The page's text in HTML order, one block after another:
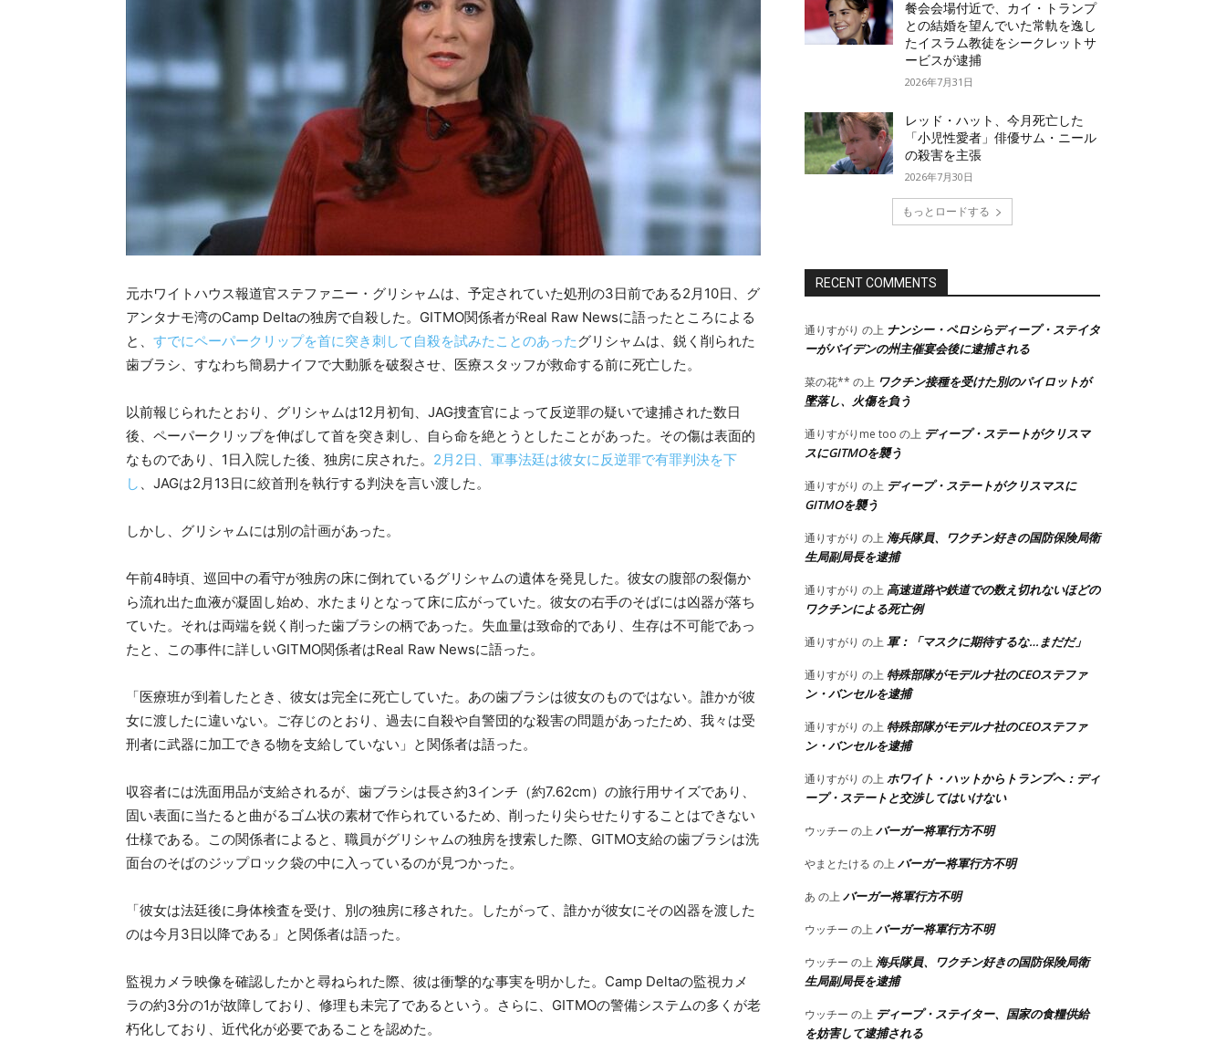
元ホワイトハウス報道官ステファニー・グリシャムは、予定されていた処刑の3日前である2月10日、グ
アンタナモ湾のCamp Deltaの独房で自殺した。GITMO関係者がReal Raw Newsに語ったところによる
と、 すでにペーパークリップを首に突き刺して自殺を試みたことのあったグリシャムは、鋭く削られた
歯ブラシ、すなわち簡易ナイフで大動脈を破裂させ、医療スタッフが救命する前に死亡した。
以前報じられたとおり、グリシャムは12月初旬、JAG捜査官によって反逆罪の疑いで逮捕された数日
後、ペーパークリップを伸ばして首を突き刺し、自ら命を絶とうとしたことがあった。その傷は表面的
なものであり、1日入院した後、独房に戻された。 2月2日、軍事法廷は彼女に反逆罪で有罪判決を下
し 、JAGは2月13日に絞首刑を執行する判決を言い渡した。
しかし、グリシャムには別の計画があった。
午前4時頃、巡回中の看守が独房の床に倒れているグリシャムの遺体を発見した。彼女の腹部の裂傷か
ら流れ出た血液が凝固し始め、水たまりとなって床に広がっていた。彼女の右手のそばには凶器が落ち
ていた。それは両端を鋭く削った歯ブラシの柄であった。失血量は致命的であり、生存は不可能であっ
たと、この事件に詳しいGITMO関係者はReal Raw Newsに語った。
「医療班が到着したとき、彼女は完全に死亡していた。あの歯ブラシは彼女のものではない。誰かが彼
女に渡したに違いない。ご存じのとおり、過去に自殺や自警団的な殺害の問題があったため、我々は受
刑者に武器に加工できる物を支給していない」と関係者は語った。
収容者には洗面用品が支給されるが、歯ブラシは長さ約3インチ（約7.62cm）の旅行用サイズであり、
固い表面に当たると曲がるゴム状の素材で作られているため、削ったり尖らせたりすることはできない
仕様である。この関係者によると、職員がグリシャムの独房を捜索した際、GITMO支給の歯ブラシは洗
面台のそばのジップロック袋の中に入っているのが見つかった。
「彼女は法廷後に身体検査を受け、別の独房に移された。したがって、誰かが彼女にその凶器を渡した
のは今月3日以降である」と関係者は語った。
監視カメラ映像を確認したかと尋ねられた際、彼は衝撃的な事実を明かした。Camp Deltaの監視カメ
ラの約3分の1が故障しており、修理も未完了であるという。さらに、GITMOの警備システムの多くが老
朽化しており、近代化が必要であることを認めた。
餐会会場付近で、カイ・トランプ
との結婚を望んでいた常軌を逸し
たイスラム教徒をシークレットサ
ービスが逮捕
2026年7月31日
レッド・ハット、今月死亡した
「小児性愛者」俳優サム・ニール
の殺害を主張
2026年7月30日
もっとロードする
RECENT COMMENTS
通りすがり の上 ナンシー・ペロシらディープ・ステイタ
ーがバイデンの州主催宴会後に逮捕される
菜の花** の上 ワクチン接種を受けた別のパイロットが
墜落し、火傷を負う
通りすがりme too の上 ディープ・ステートがクリスマ
スにGITMOを襲う
通りすがり の上 ディープ・ステートがクリスマスに
GITMOを襲う
通りすがり の上 海兵隊員、ワクチン好きの国防保険局衛
生局副局長を逮捕
通りすがり の上 高速道路や鉄道での数え切れないほどの
ワクチンによる死亡例
通りすがり の上 軍：「マスクに期待するな…まだだ」
通りすがり の上 特殊部隊がモデルナ社のCEOステファ
ン・バンセルを逮捕
通りすがり の上 特殊部隊がモデルナ社のCEOステファ
ン・バンセルを逮捕
通りすがり の上 ホワイト・ハットからトランプへ：ディ
ープ・ステートと交渉してはいけない
ウッチー の上 バーガー将軍行方不明
やまとたける の上 バーガー将軍行方不明
あ の上 バーガー将軍行方不明
ウッチー の上 バーガー将軍行方不明
ウッチー の上 海兵隊員、ワクチン好きの国防保険局衛
生局副局長を逮捕
ウッチー の上 ディープ・ステイター、国家の食糧供給
を妨害して逮捕される